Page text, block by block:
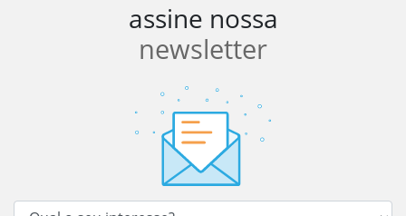
assine nossa
newsletter